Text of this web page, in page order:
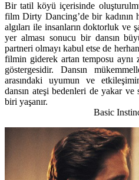
Bir tatil köyü içerisinde
film Dirty Dancing’de bir kadının
algıları ile insanların doktorluk ve
yer alması sonucu bir dansın
partneri olmayı kabul etse de
filmin giderek artan temposu aynı
göstergesidir. Dansın
arasındaki uyumun ve
dansın ateşi bedenleri de yakar ve
biri yaşanır.
Basic